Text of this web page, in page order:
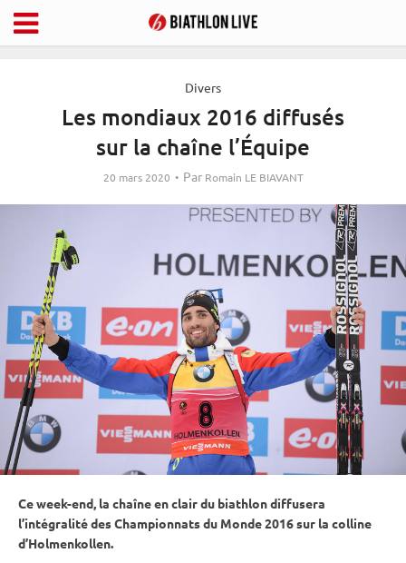
Divers
Les mondiaux 2016 diffusés
sur la chaîne l’Équipe
20 mars 2020 Par Romain LE BIAVANT
Ce week-end, la chaîne en clair du biathlon diffusera
l’intégralité desChampionnats du Monde2016 sur la colline
d’Holmenkollen.